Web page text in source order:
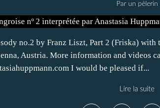
Par un pèlerin
no.2 by Franz Liszt, Part 2 (Friska)
Austria. More information and videos
I would be pleased if...
Lire la suite